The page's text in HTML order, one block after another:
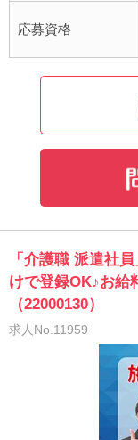
応募資格
「介護職 派遣社
けで登録OK♪お給
（22000130）
求人No.11959